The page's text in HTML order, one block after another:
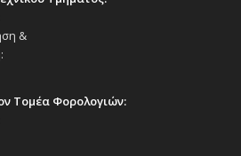
&
Τομέα Φορολογιών: